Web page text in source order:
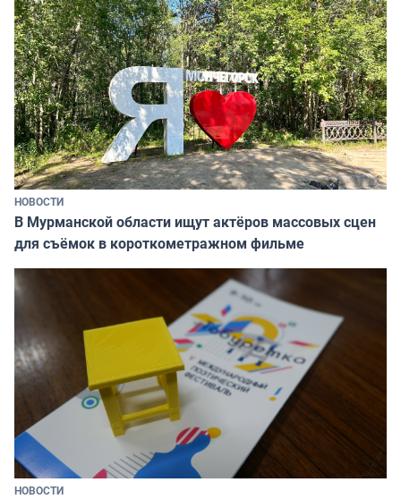
НОВОСТИ
В Мурманской области ищут актёров массовых сцен
для съёмок в короткометражном фильме
НОВОСТИ